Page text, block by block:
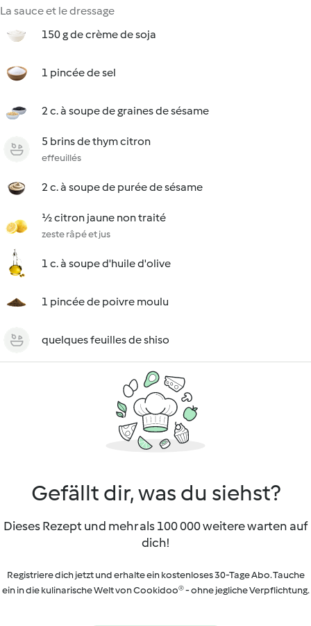
La sauce et le dressage
150 g de crème de soja
1 pincée de sel
2 c. à soupe de graines de sésame
5 brins de thym citron
effeuillés
2 c. à soupe de purée de sésame
½ citron jaune non traité
zeste râpé et jus
1 c. à soupe d'huile d'olive
1 pincée de poivre moulu
quelques feuilles de shiso
Gefällt dir, was du siehst?
Dieses Rezept und mehr als 100 000 weitere warten auf
dich!
Registriere dich jetzt und erhalte ein kostenloses 30-Tage Abo. Tauche
ein in die kulinarische Welt von Cookidoo® - ohne jegliche Verpflichtung.